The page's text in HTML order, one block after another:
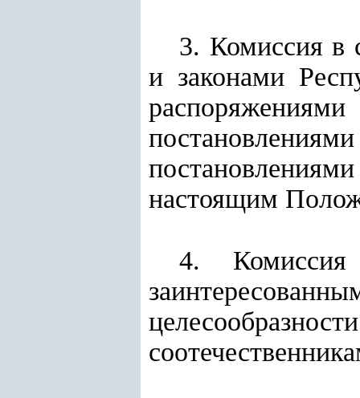
3. Комиссия в
и законами
настоящим
4. Комиссия